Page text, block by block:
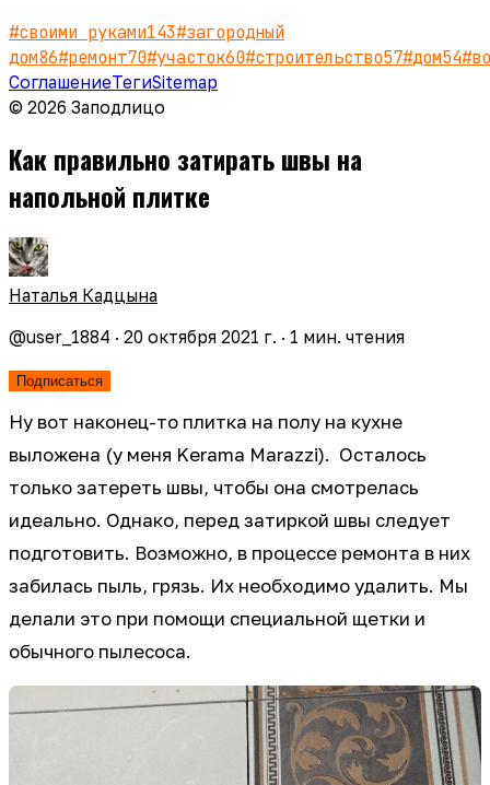
#своими руками143#загородный
дом86#ремонт70#участок60#строительство57#дом54#
СоглашениеТегиSitemap
© 2026 Заподлицо
Как правильно затирать швы на
напольной плитке
Наталья Кадцына
@user_1884 · 20 октября 2021 г. · 1 мин. чтения
Подписаться
Ну вот наконец-то плитка на полу на кухне
выложена (у меня Kerama Marazzi). Осталось
только затереть швы, чтобы она смотрелась
идеально. Однако, перед затиркой швы следует
подготовить. Возможно, в процессе ремонта в них
забилась пыль, грязь. Их необходимо удалить. Мы
делали это при помощи специальной щетки и
обычного пылесоса.